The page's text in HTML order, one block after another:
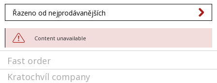
Řazeno od nejprodávanějších
Content unavailable
Fast order
Kratochvíl company